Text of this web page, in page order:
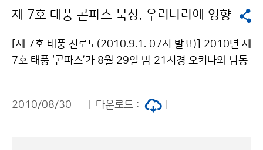
수 및 낙과 등 비와 바람에 의한 피해가 없도록 철저히 대
한다. ▲ 안개와 풍랑 전망 9월1일(수)과 2일(목) 아침에
서해안과 내륙일부지방을 중심으로 안개가 짙게 끼는 곳
해상에는 천둥.번개가 치는 곳이 있겠다. 한편, 태풍이 북
해상으로 밀려났으며, 8월 31일 18시 현재는 대기불안
을 중심으로 산발적으로 영향을 주고 있다. 8월 31일(화)
밤은 대기불안정에 의한 소나기 구름대의 영향으로 전국
로는 천둥.번개를 동반한 시간당 20~40mm의 매우 강
제 7호 태풍 곤파스 북상, 우리나라에 영향
[제 7호 태풍 진로도(2010.9.1. 07시 발표)] 2010년 제
7호 태풍 ‘곤파스’가 8월 29일 밤 21시경 오키나와 남동
태풍은 9월 1일 오전 08시 현재, 중심부근 기압 965hP
2010/08/30 [ 다운로드 :